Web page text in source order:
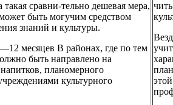
сравни-тельно дешевая мера,
быть могучим средством
знаний и культуры.
месяцев В районах, где по тем
быть направлено на
планомерного
культурного